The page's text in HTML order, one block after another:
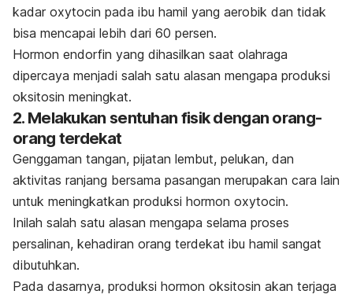
kadar oxytocin pada ibu hamil yang aerobik dan tidak
bisa mencapai lebih dari 60 persen.
Hormon endorfin yang dihasilkan saat olahraga
dipercaya menjadi salah satu alasan mengapa produksi
oksitosin meningkat.
2. Melakukan sentuhan fisik dengan orang-
orang terdekat
Genggaman tangan, pijatan lembut, pelukan, dan
aktivitas ranjang bersama pasangan merupakan cara lain
untuk meningkatkan produksi hormon oxytocin.
Inilah salah satu alasan mengapa selama proses
persalinan, kehadiran orang terdekat ibu hamil sangat
dibutuhkan.
Pada dasarnya, produksi hormon oksitosin akan terjaga